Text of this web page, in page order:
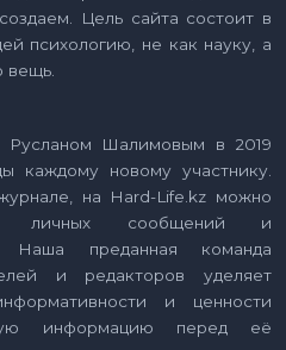
Цель сайта состоит в
психологию, не как науку, а
вещь.
Русланом Шалимовым в 2019
каждому новому участнику.
на Hard-Life.kz можно
личных сообщений и
Наша преданная команда
и редакторов уделяет
и ценности
информацию перед её